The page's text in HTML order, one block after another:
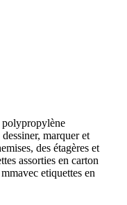
polypropylène
marquer et
des étagères et
assorties en carton
etiquettes en